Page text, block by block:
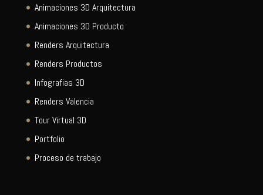
Animaciones 3D Arquitectura
Animaciones 3D Producto
Renders Arquitectura
Renders Productos
Infografias 3D
Renders Valencia
Tour Virtual 3D
Portfolio
Proceso de trabajo